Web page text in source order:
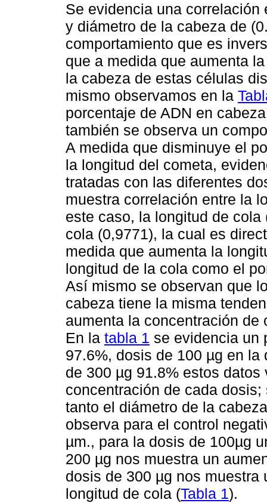
Se evidencia una
y diámetro de la cabeza de
comportamiento que es
que a medida que aumenta
la cabeza de estas células
mismo observamos en la
porcentaje de ADN en
también se observa un
A medida que disminuye el
la longitud del cometa,
tratadas con las diferentes
muestra correlación entre la
este caso, la longitud de
cola (0,9771), la cual es
medida que aumenta la
longitud de la cola como el
Así mismo se observan que
cabeza tiene la misma
aumenta la concentración
En la tabla 1 se evidencia un
97.6%, dosis de 100 µg en
de 300 µg 91.8% estos
concentración de cada
tanto el diámetro de la
observa para el control
µm., para la dosis de 100µg
200 µg nos muestra un
dosis de 300 µg nos
longitud de cola (Tabla 1).